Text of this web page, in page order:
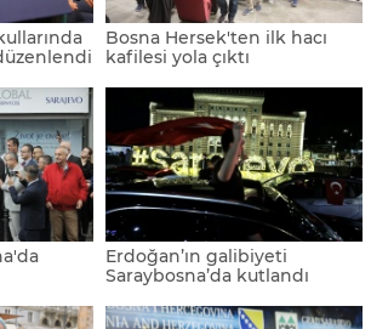
Bosna Hersek'ten ilk hacı
kafilesi yola çıktı
Erdoğan’ın galibiyeti
Saraybosna’da kutlandı